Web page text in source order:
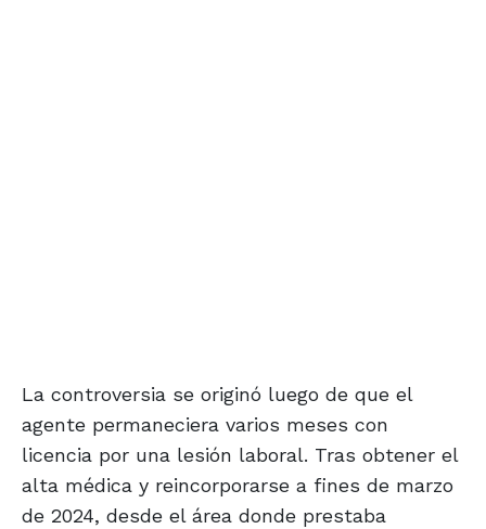
La controversia se originó luego de que el
agente permaneciera varios meses con
licencia por una lesión laboral. Tras obtener el
alta médica y reincorporarse a fines de marzo
de 2024, desde el área donde prestaba